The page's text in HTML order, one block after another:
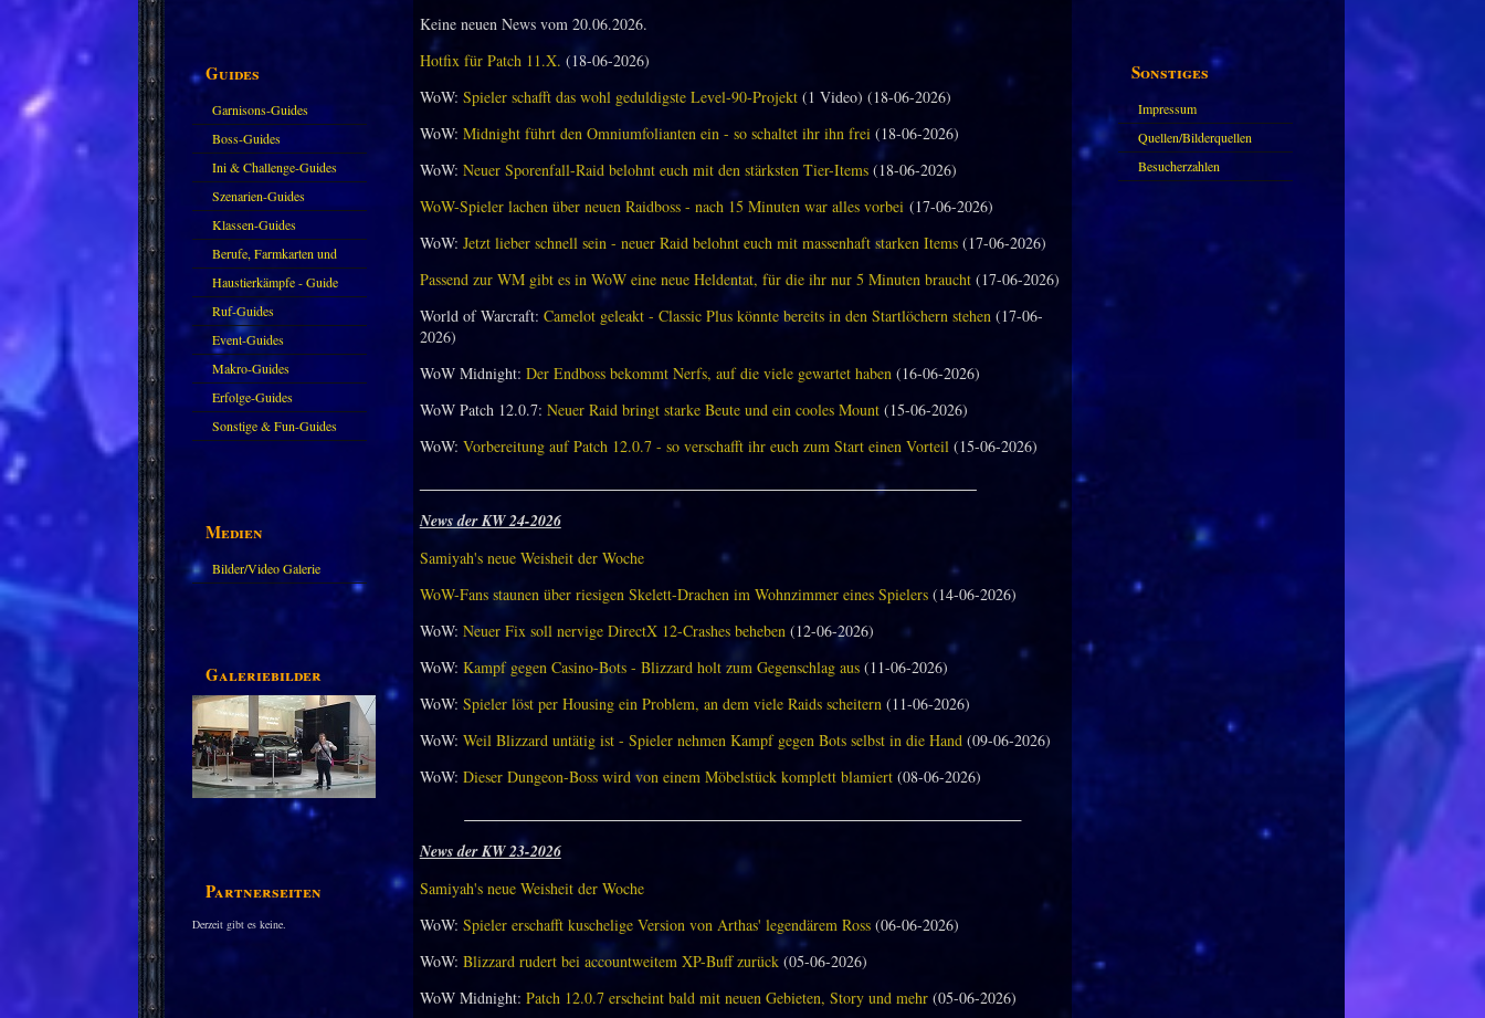
Guides
Garnisons-Guides
Boss-Guides
Ini & Challenge-Guides
Szenarien-Guides
Klassen-Guides
Berufe, Farmkarten und
Haustiere
Haustierkämpfe - Guide
Ruf-Guides
Event-Guides
Makro-Guides
Erfolge-Guides
Sonstige & Fun-Guides
Medien
Bilder/Video Galerie
Galeriebilder
Partnerseiten
Derzeit gibt es keine.
Sonstiges
Impressum
Quellen/Bilderquellen
Besucherzahlen
Keine neuen News vom 20.06.2026.
Hotfix für Patch 11.X. (18-06-2026)
WoW: Spieler schafft das wohl geduldigste Level-90-Projekt(1 Video) (18-06-2026)
WoW: Midnight führt den Omniumfolianten ein - so schaltet ihr ihn frei(18-06-2026)
WoW: Neuer Sporenfall-Raid belohnt euch mit den stärksten Tier-Items(18-06-2026)
WoW-Spieler lachen über neuen Raidboss - nach 15 Minuten war alles vorbei(17-06-2026)
WoW: Jetzt lieber schnell sein - neuer Raid belohnt euch mit massenhaft starken Items(17-06-2026)
Passend zur WM gibt es in WoW eine neue Heldentat, für die ihr nur 5 Minuten braucht(17-06-2026)
World of Warcraft: Camelot geleakt - Classic Plus könnte bereits in den Startlöchern stehen(17-06-
2026)
WoW Midnight: Der Endboss bekommt Nerfs, auf die viele gewartet haben(16-06-2026)
WoW Patch 12.0.7: Neuer Raid bringt starke Beute und ein cooles Mount(15-06-2026)
WoW: Vorbereitung auf Patch 12.0.7 - so verschafft ihr euch zum Start einen Vorteil(15-06-2026)
________________________________________________________________________
News der KW 24-2026
Samiyah's neue Weisheit der Woche
WoW-Fans staunen über riesigen Skelett-Drachen im Wohnzimmer eines Spielers(14-06-2026)
WoW: Neuer Fix soll nervige DirectX 12-Crashes beheben(12-06-2026)
WoW: Kampf gegen Casino-Bots - Blizzard holt zum Gegenschlag aus(11-06-2026)
WoW: Spieler löst per Housing ein Problem, an dem viele Raids scheitern(11-06-2026)
WoW: Weil Blizzard untätig ist - Spieler nehmen Kampf gegen Bots selbst in die Hand(09-06-2026)
WoW: Dieser Dungeon-Boss wird von einem Möbelstück komplett blamiert(08-06-2026)
News der KW 23-2026
Samiyah's neue Weisheit der Woche
WoW: Spieler erschafft kuschelige Version von Arthas' legendärem Ross(06-06-2026)
WoW: Blizzard rudert bei accountweitem XP-Buff zurück(05-06-2026)
WoW Midnight: Patch 12.0.7 erscheint bald mit neuen Gebieten, Story und mehr(05-06-2026)